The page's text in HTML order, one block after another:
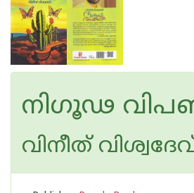
നിഗൂഢ
വിനീത്